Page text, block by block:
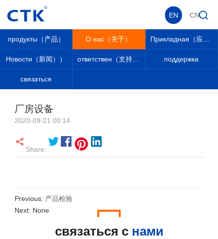
продукты（产品） О нас（关于）
Новости（新闻）） поддержка
связаться
EN CN
О нас（关于）
厂房设备
2020-09-21 00:14
Share:
Previous: 产品检验
Next: None
связаться с нами